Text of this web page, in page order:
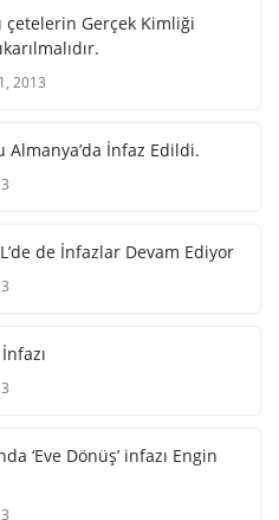
çetelerin Gerçek Kimliği
2013
Almanya’da İnfaz Edildi.
de İnfazlar Devam Ediyor
‘Eve Dönüş’ infazı Engin